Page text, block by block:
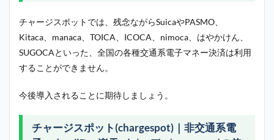
チャージスポットでは、残念ながらSuicaやPASMO、
Kitaca、manaca、TOICA、ICOCA、nimoca、はやかけん、
SUGOCAといった、全国の各種交通系電子マネー決済は利用
することができません。
今後導入されることに期待しましょう。
チャージスポット(chargespot)｜非交通系電